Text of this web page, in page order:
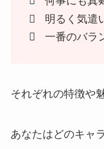
明るく気遣
一番のバラ
それぞれの特徴や
あなたはどのキャ